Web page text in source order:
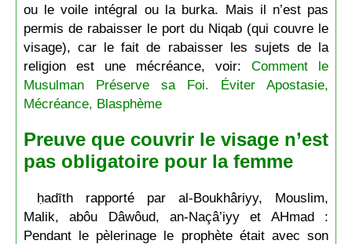
ou le voile intégral ou la burka. Mais il n’est pas
permis de rabaisser le port du Niqab (qui couvre le
visage), car le fait de rabaisser les sujets de la
religion est une mécréance, voir: Comment le
Musulman Préserve sa Foi. Éviter Apostasie,
Mécréance, Blasphème
Preuve que couvrir le visage n’est
pas obligatoire pour la femme
ḥadīth rapporté par al-Boukhâriyy, Mouslim,
Malik, abôu Dâwôud, an-Naçâ’iyy et AHmad :
Pendant le pèlerinage le prophète était avec son